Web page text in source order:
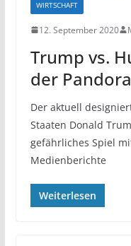
WIRTSCHAFT
12. September 2020
Trump vs.
der Pandora
Der aktuell
Staaten Donald
gefährliches Spiel
Medienberichte
Weiterlesen